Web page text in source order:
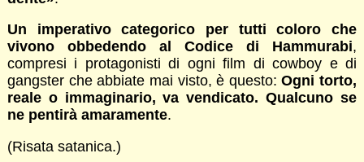
Un imperativo categorico per tutti coloro che
vivono obbedendo al Codice di Hammurabi,
compresi i protagonisti di ogni film di cowboy e di
gangster che abbiate mai visto, è questo:Ogni torto,
reale o immaginario, va vendicato. Qualcuno se
ne pentirà amaramente.
(Risata satanica.)